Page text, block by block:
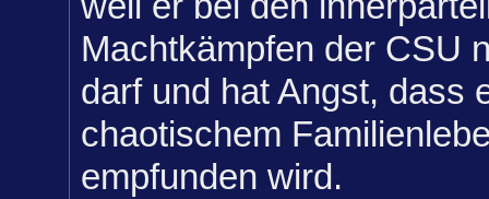
Machtkämpfen der CSU
darf und hat Angst, dass
chaotischem
empfunden wird.